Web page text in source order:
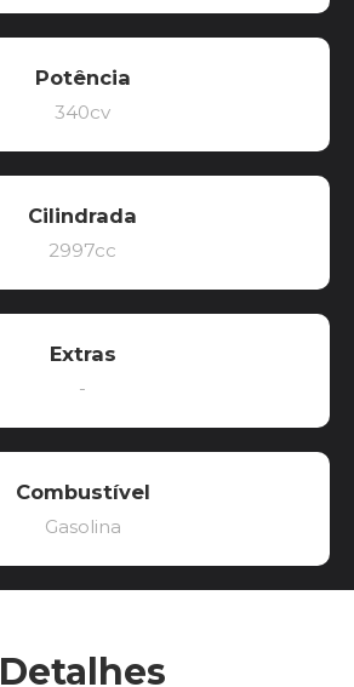
Potência
340cv
Cilindrada
2997cc
Extras
-
Combustível
Gasolina
Detalhes